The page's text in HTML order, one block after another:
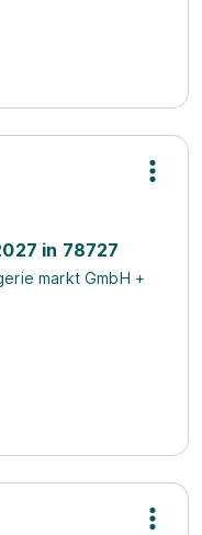
in 78727
markt GmbH +